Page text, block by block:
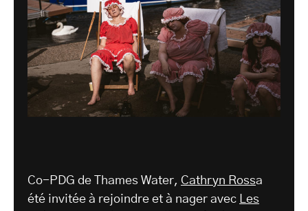
Co-PDG de Thames Water, Cathryn Rossa
été invitée à rejoindre et à nager avec Les